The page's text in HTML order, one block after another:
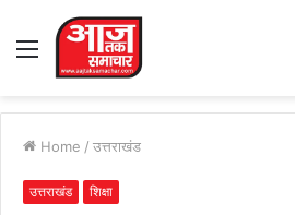
Menu
Home / उत्तराखंड
उत्तराखंड शिक्षा